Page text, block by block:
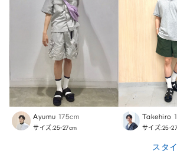
Ayumu 175cm
サイズ:25-27cm
Takehiro
サイズ:25-
スタ